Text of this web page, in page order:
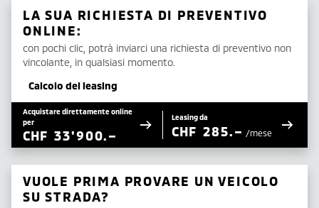
LA SUA RICHIESTA DI PREVENTIVO
ONLINE:
con pochi clic, potrà inviarci una richiesta di preventivo non
vincolante, in qualsiasi momento.
Calcolo del leasing
Acquistare direttamente online
per
CHF 33'900.–
Leasing da
CHF 285.– /mese
VUOLE PRIMA PROVARE UN VEICOLO
SU STRADA?